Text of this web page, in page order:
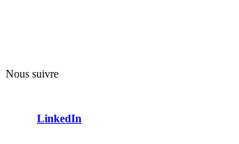
Nous suivre
LinkedIn